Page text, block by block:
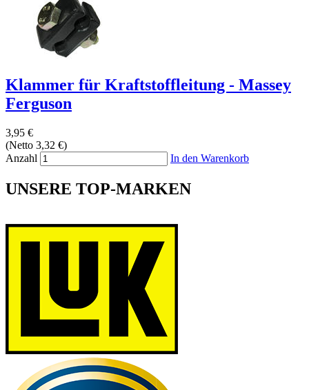
Klammer für Kraftstoffleitung - Massey
Ferguson
3,95 €
(Netto 3,32 €)
Anzahl
In den Warenkorb
UNSERE TOP-MARKEN